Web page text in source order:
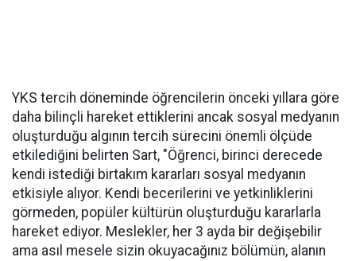
YKS tercih döneminde öğrencilerin önceki yıllara göre
daha bilinçli hareket ettiklerini ancak sosyal medyanın
oluşturduğu algının tercih sürecini önemli ölçüde
etkilediğini belirten Sart, "Öğrenci, birinci derecede
kendi istediği birtakım kararları sosyal medyanın
etkisiyle alıyor. Kendi becerilerini ve yetkinliklerini
görmeden, popüler kültürün oluşturduğu kararlarla
hareket ediyor. Meslekler, her 3 ayda bir değişebilir
ama asıl mesele sizin okuyacağınız bölümün, alanın